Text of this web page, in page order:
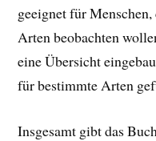
geeignet für
Arten beobachten
eine Übersicht
für bestimmte Arten
Insgesamt gibt das